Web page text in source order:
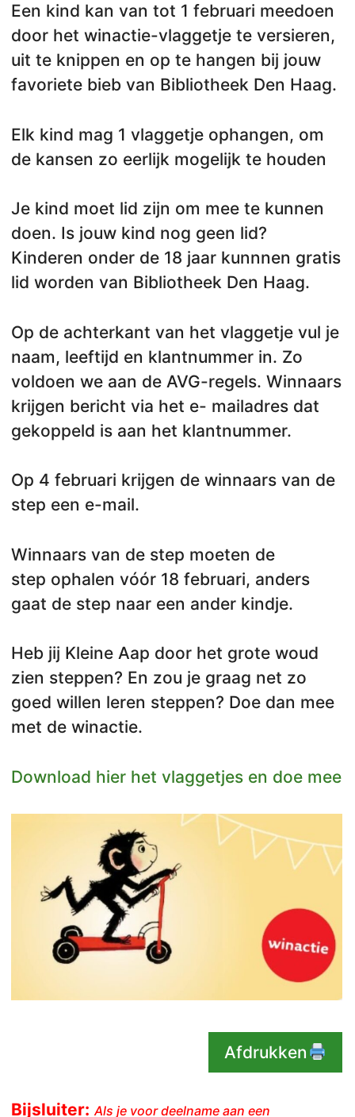
Een kind kan van tot 1 februari meedoen
door het winactie-vlaggetje te versieren,
uit te knippen en op te hangen bij jouw
favoriete bieb van Bibliotheek Den Haag.
Elk kind mag 1 vlaggetje ophangen, om
de kansen zo eerlijk mogelijk te houden
Je kind moet lid zijn om mee te kunnen
doen. Is jouw kind nog geen lid?
Kinderen onder de 18 jaar kunnnen gratis
lid worden van Bibliotheek Den Haag.
Op de achterkant van het vlaggetje vul je
naam, leeftijd en klantnummer in. Zo
voldoen we aan de AVG-regels. Winnaars
krijgen bericht via het e- mailadres dat
gekoppeld is aan het klantnummer.
Op 4 februari krijgen de winnaars van de
step een e-mail.
Winnaars van de step moeten de
step ophalen vóór 18 februari, anders
gaat de step naar een ander kindje.
Heb jij Kleine Aap door het grote woud
zien steppen? En zou je graag net zo
goed willen leren steppen? Doe dan mee
met de winactie.
Download hier het vlaggetjes en doe mee
Afdrukken
Bijsluiter: Als je voor deelname aan een